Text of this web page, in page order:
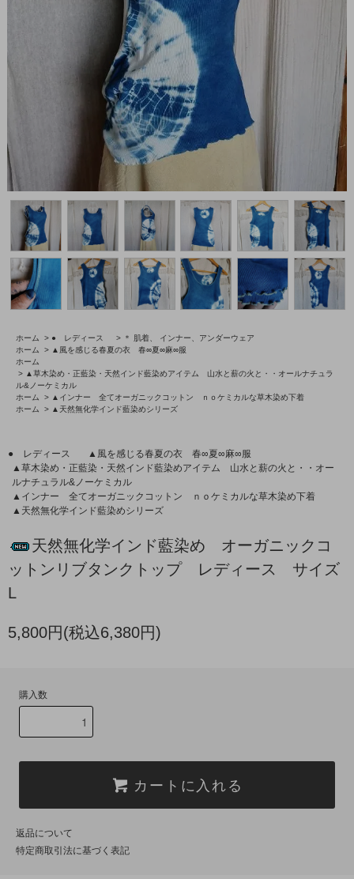
ホーム > ● レディース > ＊ 肌着、 インナー、アンダーウェア
ホーム
> ▲風を感じる春夏の衣 春∞夏∞麻∞服
ホーム
> ▲草木染め・正藍染・天然インド藍染めアイテム 山水と薪の火と・・オールナチュラ
ル&ノーケミカル
ホーム
> ▲インナー 全てオーガニックコットン ｎｏケミカルな草木染め下着
ホーム
> ▲天然無化学インド藍染めシリーズ
● レディース
▲風を感じる春夏の衣 春∞夏∞麻∞服
▲草木染め・正藍染・天然インド藍染めアイテム 山水と薪の火と・・オー
ルナチュラル&ノーケミカル
▲インナー 全てオーガニックコットン ｎｏケミカルな草木染め下着
▲天然無化学インド藍染めシリーズ
天然無化学インド藍染め オーガニックコ
ットンリブタンクトップ レディース サイズ
L
5,800円(税込6,380円)
購入数
カートに入れる
返品について
特定商取引法に基づく表記